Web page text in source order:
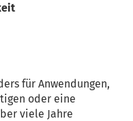
für Anwendungen,
viele Jahre